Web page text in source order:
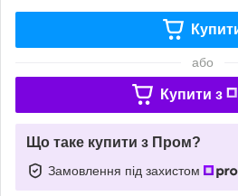
або
Купити з
Що таке купити з Пром?
Замовлення під захистом